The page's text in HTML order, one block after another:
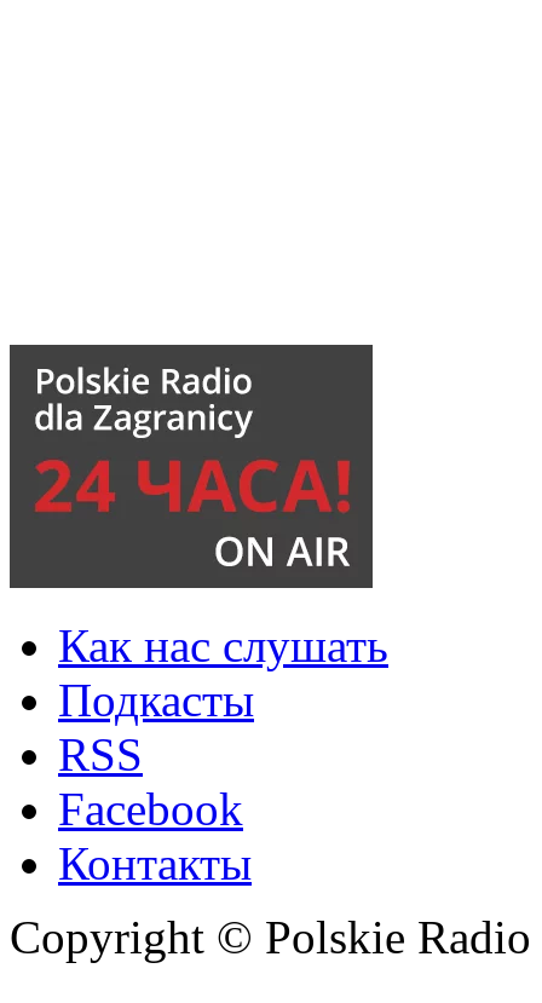
Как нас слушать
Подкасты
RSS
Facebook
Контакты
Copyright © Polskie